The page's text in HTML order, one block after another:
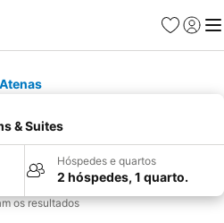
Favoritos
Iniciar
& Suites
Hóspedes e quartos
2 hóspedes, 1 quarto.
os resultados